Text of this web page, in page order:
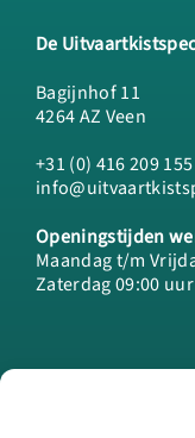
De
Bagijnhof 11
4264 AZ Veen
+31 (0) 416 209
Openingstijden
Maandag t/m
Zaterdag 09:00